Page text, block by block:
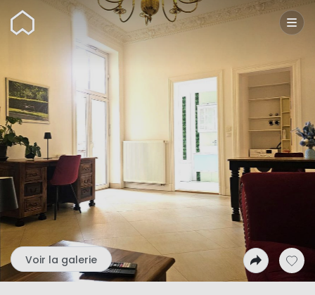
Wunderflats
Voir la galerie